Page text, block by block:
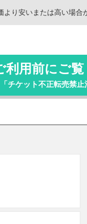
り安いまたは高い場合
利用前にご
「チケット不正転売禁